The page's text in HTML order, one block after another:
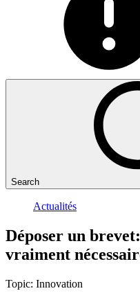
Search
Actualités
Déposer un brevet:
vraiment
Topic: Innovation